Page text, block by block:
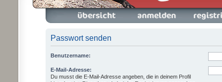
Foren-Übersicht Anmelden Registrieren
Passwort senden
Benutzername:
E-Mail-Adresse:
Du musst die E-Mail-Adresse angeben, die in deinem Profil